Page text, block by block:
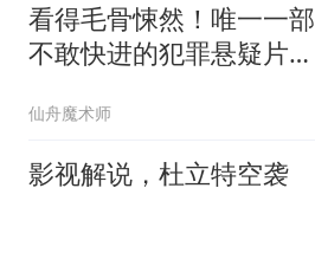
看得毛骨悚然！唯一一部
不敢快进的犯罪悬疑片，
仙舟魔术师
影视解说，杜立特空袭